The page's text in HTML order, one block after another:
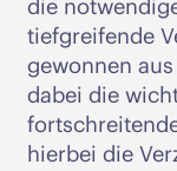
die
tiefgreifende
gewonnen
dabei die
hierbei die